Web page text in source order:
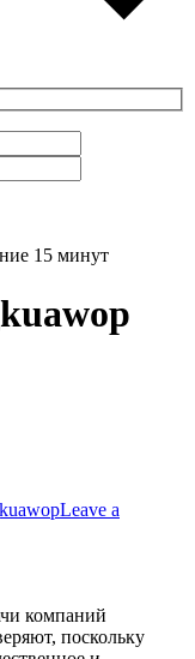
15 минут
Leave a
компаний
поскольку